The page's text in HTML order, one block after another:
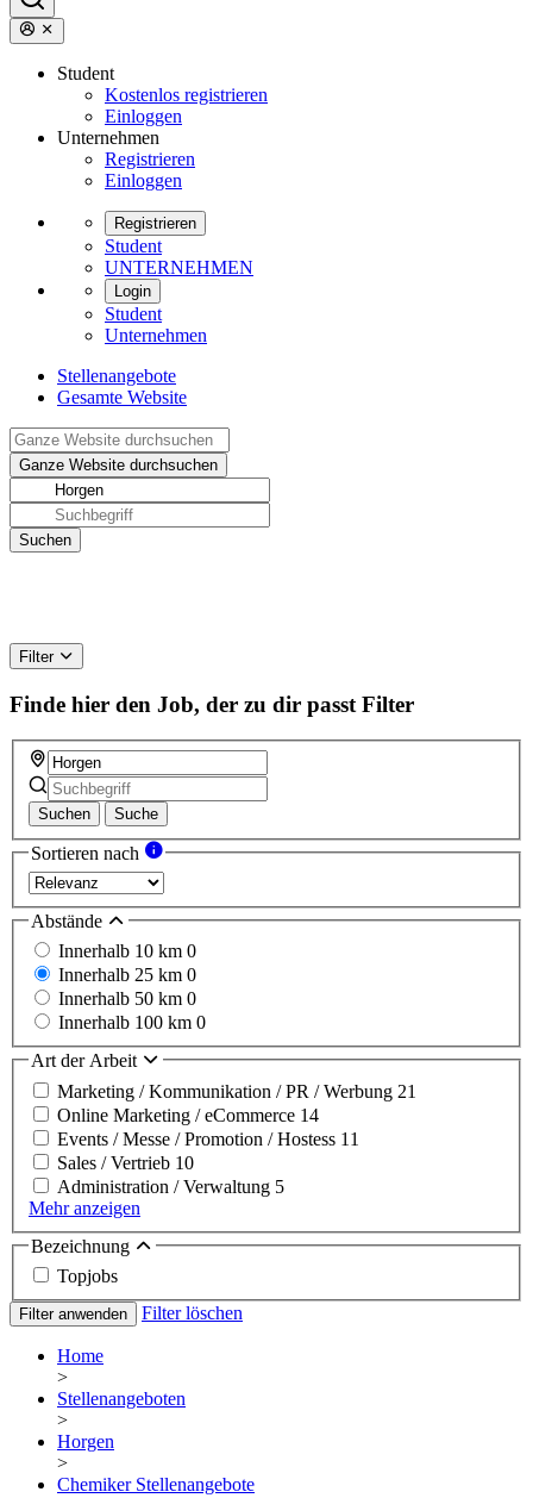
Student
Kostenlos registrieren
Einloggen
Unternehmen
Registrieren
Einloggen
Registrieren
Student
UNTERNEHMEN
Login
Student
Unternehmen
Stellenangebote
Gesamte Website
Filter
Finde hier den Job, der zu dir passt Filter
Suchen Suche
Sortieren nach
Abstände
Innerhalb 10 km 0
Innerhalb 25 km 0
Innerhalb 50 km 0
Innerhalb 100 km 0
Art der Arbeit
Marketing / Kommunikation / PR / Werbung 21
Online Marketing / eCommerce 14
Events / Messe / Promotion / Hostess 11
Sales / Vertrieb 10
Administration / Verwaltung 5
Mehr anzeigen
Bezeichnung
Topjobs
Filter anwenden Filter löschen
Home
>
Stellenangeboten
>
Horgen
>
Chemiker Stellenangebote